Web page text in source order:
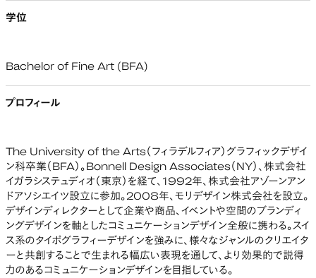
学位
Bachelor of Fine Art (BFA)
プロフィール
The University of the Arts（フィラデルフィア）グラフィックデザイ
ン科卒業（BFA）。Bonnell Design Associates（NY）、株式会社
イガラシステュディオ（東京）を経て、1992年、株式会社アゾーンアン
ドアソシエイツ設立に参加。2008年、モリデザイン株式会社を設立。
デザインディレクターとして企業や商品、イベントや空間のブランディ
ングデザインを軸としたコミュニケーションデザイン全般に携わる。スイ
ス系のタイポグラフィーデザインを強みに、様々なジャンルのクリエイタ
ーと共創することで生まれる幅広い表現を通して、より効果的で説得
力のあるコミュニケーションデザインを目指している。